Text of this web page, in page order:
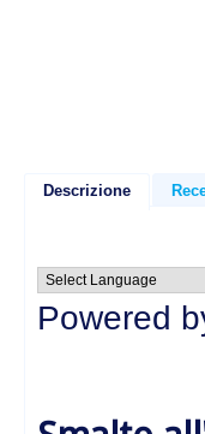
Descrizione
Powered